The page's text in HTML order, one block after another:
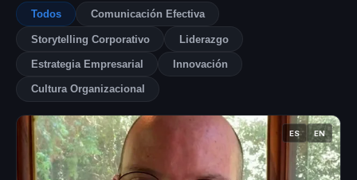
Todos Comunicación Efectiva
Storytelling Corporativo Liderazgo
Estrategia Empresarial Innovación
Cultura Organizacional
ES EN